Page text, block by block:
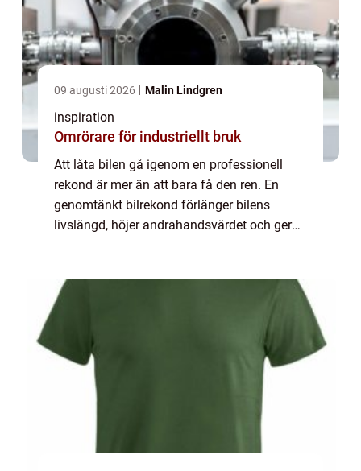
09 augusti 2026 Malin Lindgren
inspiration
Omrörare för industriellt bruk
Att låta bilen gå igenom en professionell
rekond är mer än att bara få den ren. En
genomtänkt bilrekond förlänger bilens
livslängd, höjer andrahandsvärdet och ger